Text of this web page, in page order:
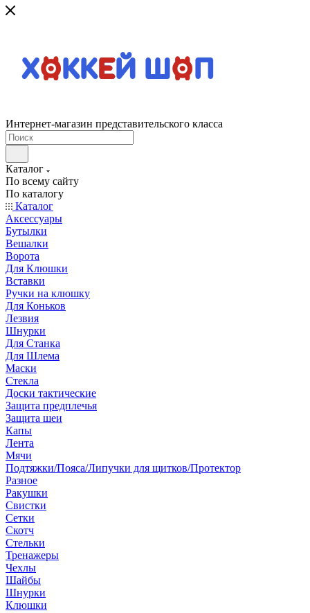
Интернет-магазин представительского класса
Каталог
По всему сайту
По каталогу
Каталог
Аксессуары
Бутылки
Вешалки
Ворота
Для Клюшки
Вставки
Ручки на клюшку
Для Коньков
Лезвия
Шнурки
Для Станка
Для Шлема
Маски
Стекла
Доски тактические
Защита предплечья
Защита шеи
Капы
Лента
Мячи
Подтяжки/Пояса/Липучки для щитков/Протектор
Разное
Ракушки
Свистки
Сетки
Скотч
Стельки
Тренажеры
Чехлы
Шайбы
Шнурки
Клюшки